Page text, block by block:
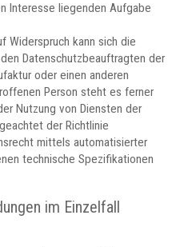
Interesse liegenden Aufgabe
Widerspruch kann sich die
Datenschutzbeauftragten der
oder einen anderen
Person steht es ferner
Nutzung von Diensten der
der Richtlinie
mittels automatisierter
technische Spezifikationen
im Einzelfall